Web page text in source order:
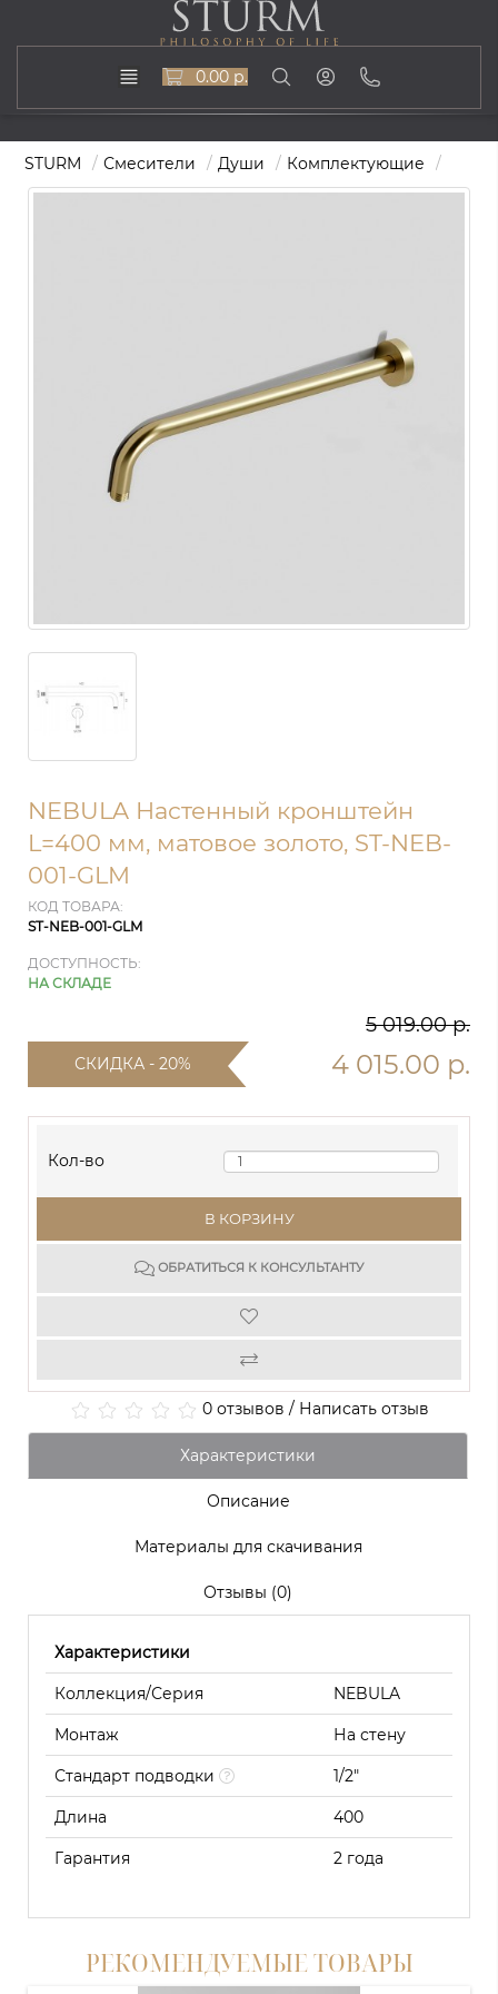
0.00 р.
STURM Смесители Души Комплектующие
NEBULA Настенный кронштейн
L=400 мм, матовое золото, ST-NEB-
001-GLM
КОД ТОВАРА:
ST-NEB-001-GLM
ДОСТУПНОСТЬ:
НА СКЛАДЕ
5 019.00 р.
СКИДКА - 20% 4 015.00 р.
Кол-во
В КОРЗИНУ
ОБРАТИТЬСЯ К КОНСУЛЬТАНТУ
0 отзывов / Написать отзыв
Характеристики
Описание
Материалы для скачивания
Отзывы (0)
Характеристики
Коллекция/Серия NEBULA
Монтаж На стену
Стандарт подводки 1/2"
Длина 400
Гарантия 2 года
РЕКОМЕНДУЕМЫЕ ТОВАРЫ